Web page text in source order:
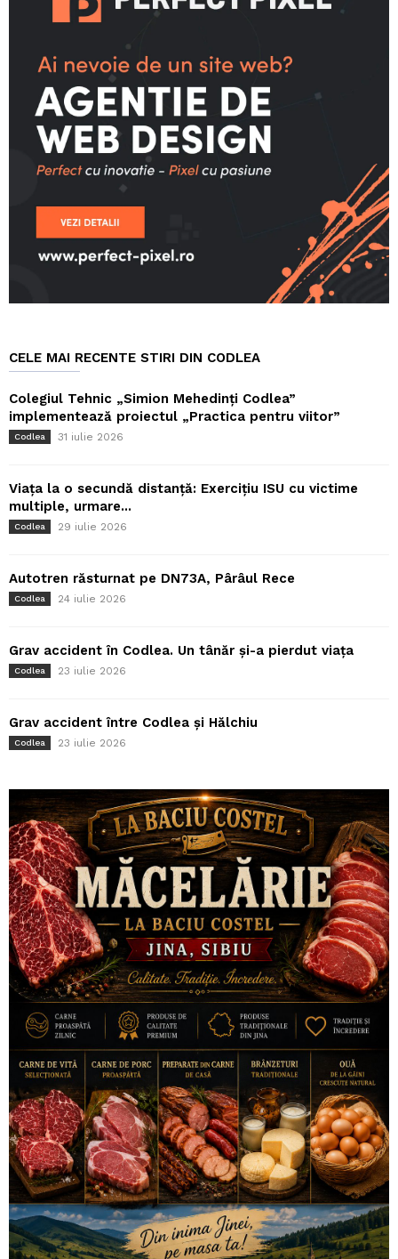
CELE MAI RECENTE STIRI DIN CODLEA
Colegiul Tehnic „Simion Mehedinți Codlea”
implementează proiectul „Practica pentru viitor”
Codlea 31 iulie 2026
Viața la o secundă distanță: Exercițiu ISU cu victime
multiple, urmare...
Codlea 29 iulie 2026
Autotren răsturnat pe DN73A, Pârâul Rece
Codlea 24 iulie 2026
Grav accident în Codlea. Un tânăr și-a pierdut viața
Codlea 23 iulie 2026
Grav accident între Codlea și Hălchiu
Codlea 23 iulie 2026